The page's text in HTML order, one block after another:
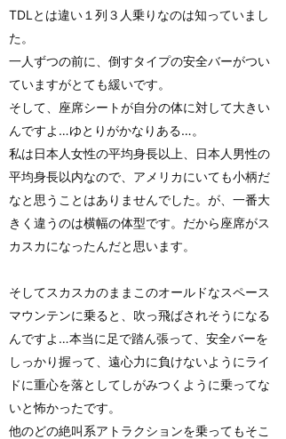
TDLとは違い１列３人乗りなのは知っていまし
た。
一人ずつの前に、倒すタイプの安全バーがつい
ていますがとても緩いです。
そして、座席シートが自分の体に対して大きい
んですよ…ゆとりがかなりある…。
私は日本人女性の平均身長以上、日本人男性の
平均身長以内なので、アメリカにいても小柄だ
なと思うことはありませんでした。が、一番大
きく違うのは横幅の体型です。だから座席がス
カスカになったんだと思います。
そしてスカスカのままこのオールドなスペース
マウンテンに乗ると、吹っ飛ばされそうになる
んですよ…本当に足で踏ん張って、安全バーを
しっかり握って、遠心力に負けないようにライ
ドに重心を落としてしがみつくように乗ってな
いと怖かったです。
他のどの絶叫系アトラクションを乗ってもそこ